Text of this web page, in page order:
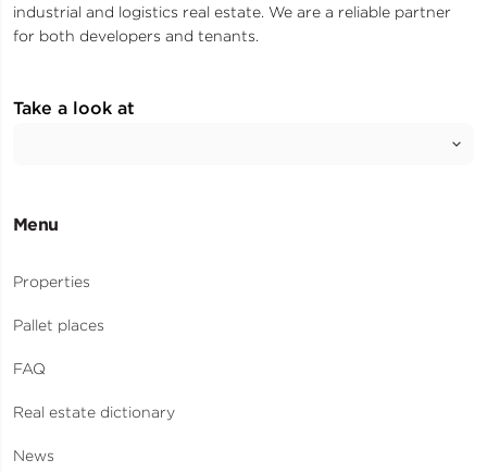
industrial and logistics real estate. We are a reliable partner
for both developers and tenants.
Take a look at
Menu
Properties
Pallet places
FAQ
Real estate dictionary
News